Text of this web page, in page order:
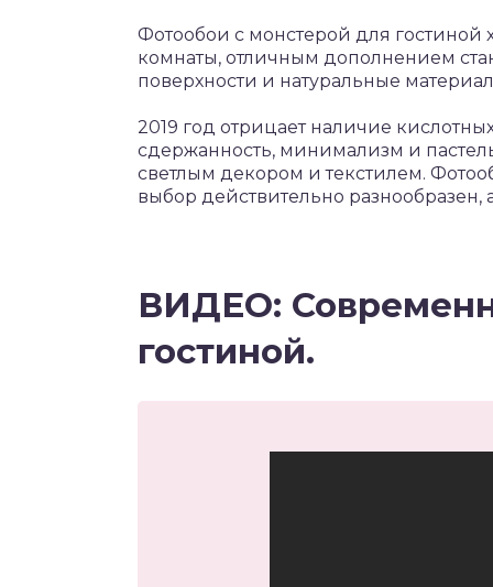
Фотообои с монстерой для
комнаты, отличным дополнением
поверхности и натуральные
2019 год отрицает наличие
сдержанность, минимализм и
светлым декором и текстилем.
выбор действительно
ВИДЕО:
гостиной.